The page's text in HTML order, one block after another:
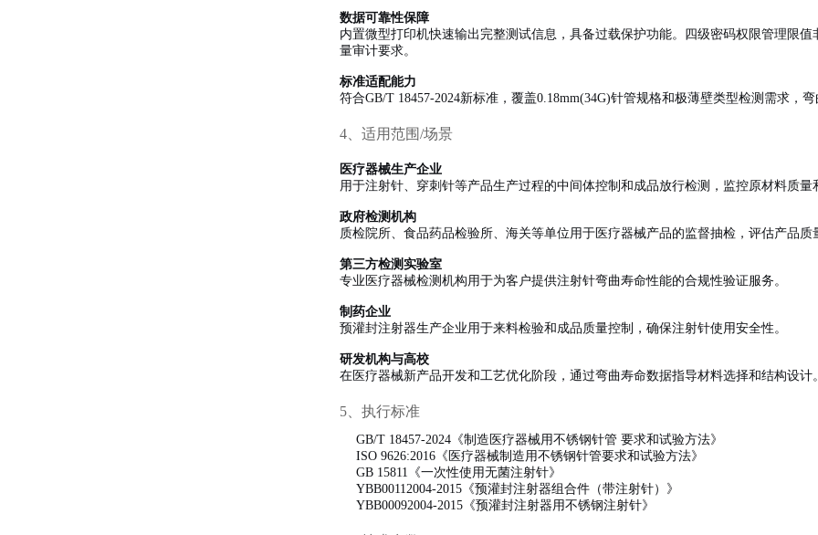
数据可靠性保障
内置微型打印机快速输出完整测试信息，具备过载保护功能。四级密码权限管理限
量审计要求。
标准适配能力
符合GB/T 18457-2024新标准，覆盖0.18mm(34G)针管规格和极薄壁类型检测需求，
4、适用范围/场景
医疗器械生产企业
用于注射针、穿刺针等产品生产过程的中间体控制和成品放行检测，监控原材料质
政府检测机构
质检院所、食品药品检验所、海关等单位用于医疗器械产品的监督抽检，评估产品质
第三方检测实验室
专业医疗器械检测机构用于为客户提供注射针弯曲寿命性能的合规性验证服务。
制药企业
预灌封注射器生产企业用于来料检验和成品质量控制，确保注射针使用安全性。
研发机构与高校
在医疗器械新产品开发和工艺优化阶段，通过弯曲寿命数据指导材料选择和结构设计
5、执行标准
GB/T 18457-2024《制造医疗器械用不锈钢针管 要求和试验方法》
ISO 9626:2016《医疗器械制造用不锈钢针管要求和试验方法》
GB 15811《一次性使用无菌注射针》
YBB00112004-2015《预灌封注射器组合件（带注射针）》
YBB00092004-2015《预灌封注射器用不锈钢注射针》